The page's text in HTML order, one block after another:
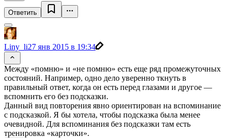
Ответить
Liny_li27 янв 2015 в 19:34
Между «помню» и «не помню» есть еще ряд промежуточных
состояний. Например, одно дело уверенно ткнуть в
правильный ответ, когда он есть перед глазами и другое —
вспомнить его без подсказки.
Данный вид повторения явно ориентирован на вспоминание
с подсказкой. Я бы хотела, чтобы подсказка была менее
очевидной. Для вспоминания без подсказки там есть
тренировка «карточки».